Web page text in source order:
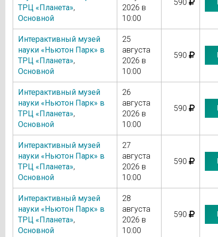
ТРЦ «Планета»,
Основной
2026 в
10:00
590
Интерактивный музей
науки «Ньютон Парк» в
ТРЦ «Планета»,
Основной
25
августа
2026 в
10:00
590
Интерактивный музей
науки «Ньютон Парк» в
ТРЦ «Планета»,
Основной
26
августа
2026 в
10:00
590
Интерактивный музей
науки «Ньютон Парк» в
ТРЦ «Планета»,
Основной
27
августа
2026 в
10:00
590
Интерактивный музей
науки «Ньютон Парк» в
ТРЦ «Планета»,
Основной
28
августа
2026 в
10:00
590